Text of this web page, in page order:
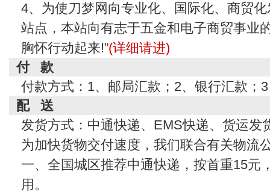
4、为使刀梦网向专业化、国际化、商贸
站点，本站向有志于五金和电子商贸事业
胸怀行动起来!”(详细请进)
付 款
付款方式：1、邮局汇款；2、银行汇款；
配 送
发货方式：中通快递、EMS快递、货运发
为加快货物交付速度，我们联合有关物流
一、全国城区推荐中通快递，按首重15元
用。